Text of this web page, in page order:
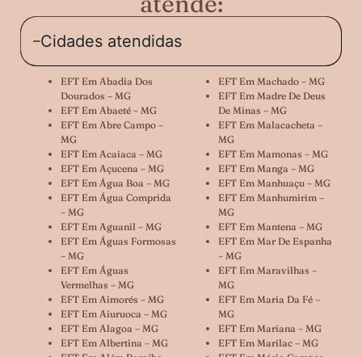
Cidades atendidas
EFT Em Abadia Dos
Dourados – MG
EFT Em Abaeté – MG
EFT Em Abre Campo –
MG
EFT Em Acaiaca – MG
EFT Em Açucena – MG
EFT Em Água Boa – MG
EFT Em Água Comprida
– MG
EFT Em Aguanil – MG
EFT Em Águas Formosas
– MG
EFT Em Águas
Vermelhas – MG
EFT Em Aimorés – MG
EFT Em Aiuruoca – MG
EFT Em Alagoa – MG
EFT Em Albertina – MG
EFT Em Machado – MG
EFT Em Madre De Deus
De Minas – MG
EFT Em Malacacheta –
MG
EFT Em Mamonas – MG
EFT Em Manga – MG
EFT Em Manhuaçu – MG
EFT Em Manhumirim –
MG
EFT Em Mantena – MG
EFT Em Mar De Espanha
– MG
EFT Em Maravilhas –
MG
EFT Em Maria Da Fé –
MG
EFT Em Mariana – MG
EFT Em Marilac – MG